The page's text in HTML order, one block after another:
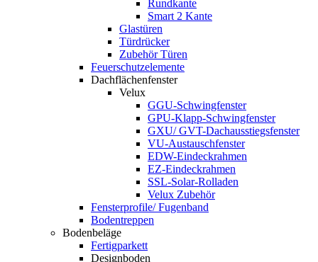
Rundkante
Smart 2 Kante
Glastüren
Türdrücker
Zubehör Türen
Feuerschutzelemente
Dachflächenfenster
Velux
GGU-Schwingfenster
GPU-Klapp-Schwingfenster
GXU/ GVT-Dachausstiegsfenster
VU-Austauschfenster
EDW-Eindeckrahmen
EZ-Eindeckrahmen
SSL-Solar-Rolladen
Velux Zubehör
Fensterprofile/ Fugenband
Bodentreppen
Bodenbeläge
Fertigparkett
Designboden